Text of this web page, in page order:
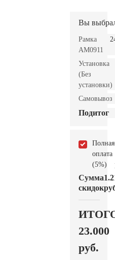
Вы
Рамка
AM0911
Установка
(Без
установки)
Самовывоз
Подитог
Полная
оплата
(5%)
Сумма
скидок
23.000
руб.